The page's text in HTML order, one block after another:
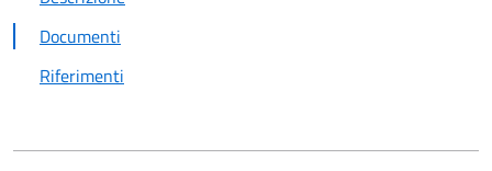
Documenti
Riferimenti